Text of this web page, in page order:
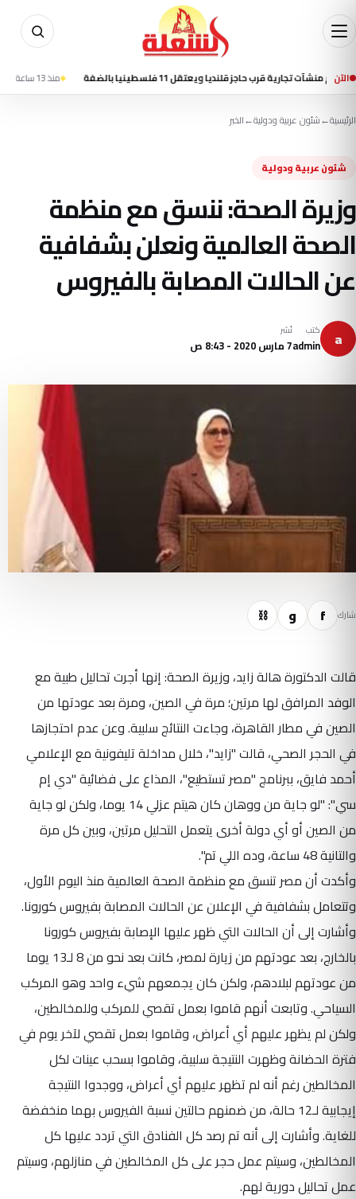
الآن
تجارية قرب حاجز قلنديا ويعتقل 11 فلسطينيا بالضفة منذ 13 ساعة القيادة المركزية
الرئيسية←شئون عربية ودولية←الخبر
شئون عربية ودولية
وزيرة الصحة: ننسق مع منظمة
الصحة العالمية ونعلن بشفافية
عن الحالات المصابة بالفيروس
a كتب
admin
نُشر
7 مارس 2020 - 8:43 ص
شارك f و ⛓
قالت الدكتورة هالة زايد، وزيرة الصحة: إنها أجرت تحاليل طبية مع
الوفد المرافق لها مرتين؛ مرة في الصين، ومرة بعد عودتها من
الصين في مطار القاهرة، وجاءت النتائج سلبية. وعن عدم احتجازها
في الحجر الصحي، قالت "زايد"، خلال مداخلة تليفونية مع الإعلامي
أحمد فايق، ببرنامج "مصر تستطيع"، المذاع على فضائية "دي إم
سي": "لو جاية من ووهان كان هيتم عزلي 14 يوما، ولكن لو جاية
من الصين أو أي دولة أخرى يتعمل التحليل مرتين، وبين كل مرة
والتانية 48 ساعة، وده اللي تم".
وأكدت أن مصر تنسق مع منظمة الصحة العالمية منذ اليوم الأول،
وتتعامل بشفافية في الإعلان عن الحالات المصابة بفيروس كورونا.
وأشارت إلى أن الحالات التي ظهر عليها الإصابة بفيروس كورونا
بالخارج، بعد عودتهم من زيارة لمصر، كانت بعد نحو من 8 لـ13 يوما
من عودتهم لبلادهم، ولكن كان يجمعهم شيء واحد وهو المركب
السياحي. وتابعت أنهم قاموا بعمل تقصي للمركب وللمخالطين،
ولكن لم يظهر عليهم أي أعراض، وقاموا بعمل تقصي لآخر يوم في
فترة الحضانة وظهرت النتيجة سلبية، وقاموا بسحب عينات لكل
المخالطين رغم أنه لم تظهر عليهم أي أعراض، ووجدوا النتيجة
إيجابية لـ12 حالة، من ضمنهم حالتين نسبة الفيروس بهما منخفضة
للغاية. وأشارت إلى أنه تم رصد كل الفنادق التي تردد عليها كل
المخالطين، وسيتم عمل حجر على كل المخالطين في منازلهم، وسيتم
عمل تحاليل دورية لهم.